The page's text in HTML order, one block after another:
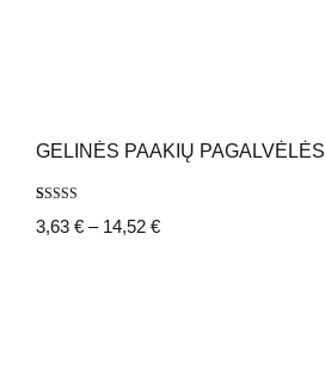
GELINĖS PAAKIŲ PAGALVĖLĖS
5.00iš 5
3,63 € – 14,52 €